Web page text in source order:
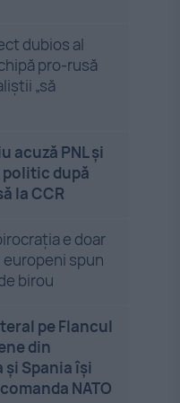
dubios al
pro-rusă
„să
acuză PNL și
politic după
la CCR
e doar
spun
birou
pe Flancul
din
și Spania își
NATO